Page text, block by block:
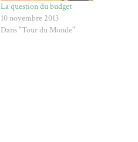
La question du budget
10 novembre 2013
Dans "Tour du Monde"